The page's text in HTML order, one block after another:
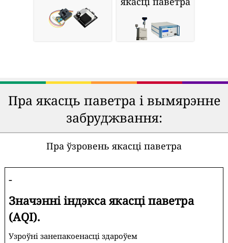
Пра якасць паветра і вымярэнне
забруджвання:
Пра ўзровень якасці паветра
-
Значэнні індэкса якасці паветра
(AQI).
Узроўні занепакоенасці здароўем